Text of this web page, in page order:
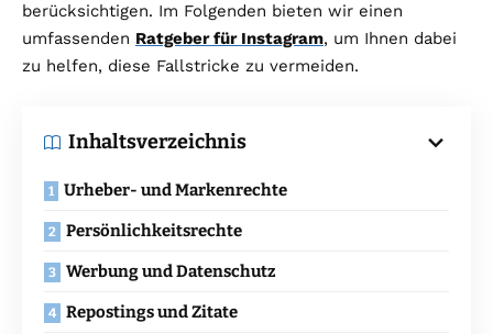
berücksichtigen. Im Folgenden bieten wir einen
umfassenden Ratgeber für Instagram, um Ihnen dabei
zu helfen, diese Fallstricke zu vermeiden.
Inhaltsverzeichnis
Urheber- und Markenrechte
Persönlichkeitsrechte
Werbung und Datenschutz
Repostings und Zitate